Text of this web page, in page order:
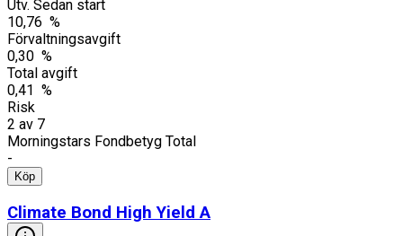
Utv. Sedan start
10,76 %
Förvaltningsavgift
0,30 %
Total avgift
0,41 %
Risk
2 av 7
Morningstars Fondbetyg Total
-
Köp
Climate Bond High Yield A